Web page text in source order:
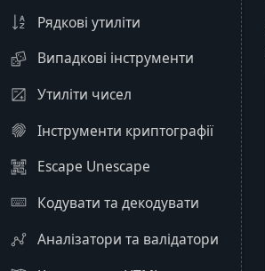
Рядкові утиліти
Випадкові інструменти
Утиліти чисел
Інструменти криптографії
Escape Unescape
Кодувати та декодувати
Аналізатори та валідатори